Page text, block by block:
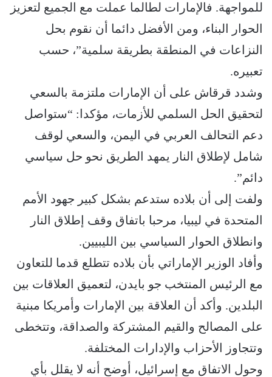
للمواجهة. فالإمارات لطالما عملت مع الجميع لتعزيز
الحوار البناء، ومن الأفضل دائما أن نقوم بحل
النزاعات في المنطقة بطريقة سلمية”، حسب
تعبيره.
وشدد قرقاش على أن الإمارات ملتزمة بالسعي
لتحقيق الحل السلمي للأزمات، مؤكدا: “ستواصل
دعم التحالف العربي في اليمن، والسعي لوقف
شامل لإطلاق النار يمهد الطريق نحو حل سياسي
دائم”.
ولفت إلى أن بلاده ستدعم بشكل كبير جهود الأمم
المتحدة في ليبيا، مرحبا باتفاق وقف إطلاق النار
وانطلاق الحوار السياسي بين الليبيين.
وأفاد الوزير الإماراتي بأن بلاده تتطلع قدما للتعاون
مع الرئيس المنتخب جو بايدن، لتعميق العلاقات بين
البلدين. وأكد أن العلاقة بين الإمارات وأمريكا مبنية
على المصالح والقيم المشتركة والصداقة، وتتخطى
وتتجاوز الأحزاب والإدارات المختلفة.
وحول الاتفاق مع إسرائيل، أوضح أنه لا يقلل بأي